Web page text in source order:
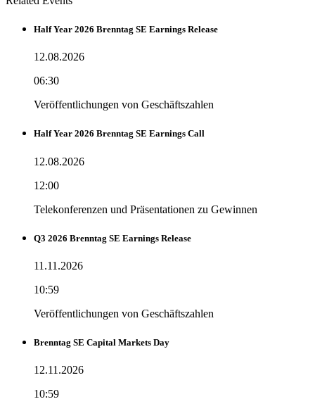
Half Year 2026 Brenntag SE Earnings Release
12.08.2026
06:30
Veröffentlichungen von Geschäftszahlen
Half Year 2026 Brenntag SE Earnings Call
12.08.2026
12:00
Telekonferenzen und Präsentationen zu Gewinnen
Q3 2026 Brenntag SE Earnings Release
11.11.2026
10:59
Veröffentlichungen von Geschäftszahlen
Brenntag SE Capital Markets Day
12.11.2026
10:59